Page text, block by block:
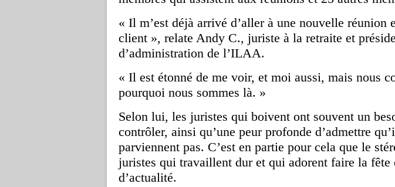
« Il m’est déjà arrivé d’aller à une nouvelle réunion
client », relate Andy C., juriste à la retraite et
d’administration de l’ILAA.
« Il est étonné de me voir, et moi aussi, mais nous
pourquoi nous sommes là. »
Selon lui, les juristes qui boivent ont souvent un
contrôler, ainsi qu’une peur profonde d’admettre
parviennent pas. C’est en partie pour cela que le
juristes qui travaillent dur et qui adorent faire la fête
d’actualité.